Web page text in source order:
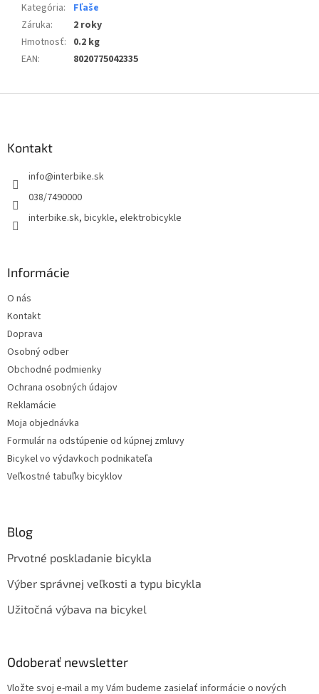
Kategória:
Fľaše
Záruka:
2 roky
Hmotnosť: 0.2 kg
EAN: 8020775042335
Kontakt
info@interbike.sk
038/7490000
interbike.sk, bicykle, elektrobicykle
Informácie
O nás
Kontakt
Doprava
Osobný odber
Obchodné podmienky
Ochrana osobných údajov
Reklamácie
Moja objednávka
Formulár na odstúpenie od kúpnej zmluvy
Bicykel vo výdavkoch podnikateľa
Veľkostné tabuľky bicyklov
Blog
Prvotné poskladanie bicykla
Výber správnej veľkosti a typu bicykla
Užitočná výbava na bicykel
Odoberať newsletter
Vložte svoj e-mail a my Vám budeme zasielať informácie o nových